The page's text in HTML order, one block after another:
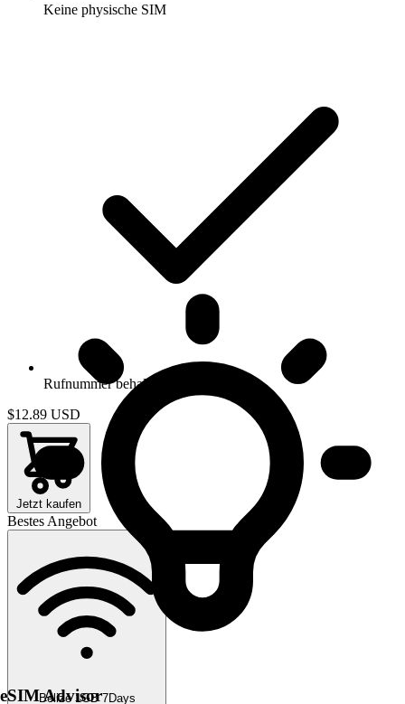
Keine physische SIM
Rufnummer behalten
$12.89 USD
Jetzt kaufen
Bestes Angebot
Belize 1GB 7Days
eSIM Advisor